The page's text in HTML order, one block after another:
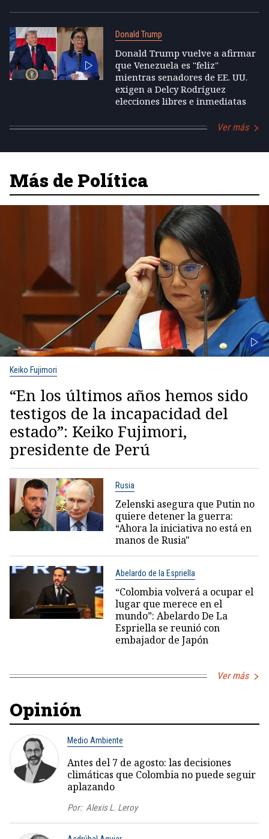
Donald Trump
Donald Trump vuelve a afirmar
que Venezuela es "feliz"
mientras senadores de EE. UU.
exigen a Delcy Rodríguez
elecciones libres e inmediatas
Ver más
Más de Política
Keiko Fujimori
“En los últimos años hemos sido
testigos de la incapacidad del
estado”: Keiko Fujimori,
presidente de Perú
Rusia
Zelenski asegura que Putin no
quiere detener la guerra:
“Ahora la iniciativa no está en
manos de Rusia"
Abelardo de la Espriella
“Colombia volverá a ocupar el
lugar que merece en el
mundo”: Abelardo De La
Espriella se reunió con
embajador de Japón
Ver más
Opinión
Medio Ambiente
Antes del 7 de agosto: las decisiones
climáticas que Colombia no puede seguir
aplazando
Por: Alexis L. Leroy